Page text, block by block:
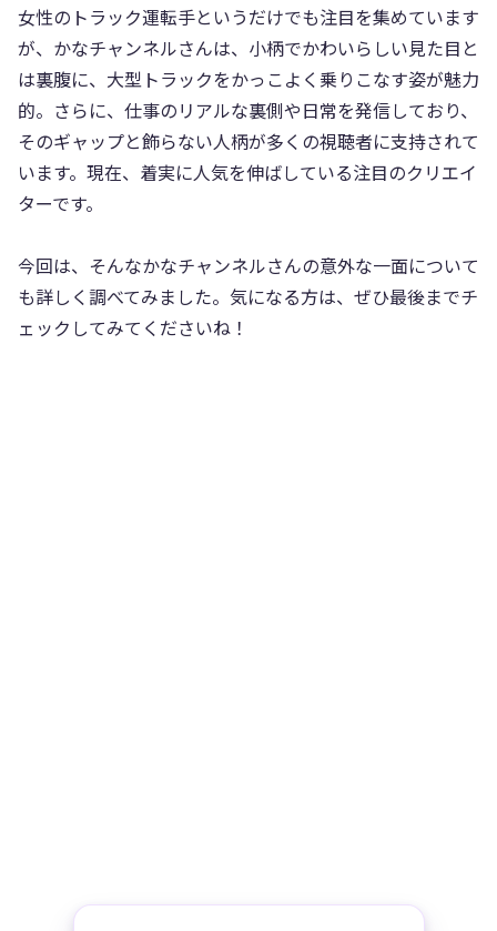
女性のトラック運転手というだけでも注目を集めています
が、かなチャンネルさんは、小柄でかわいらしい見た目と
は裏腹に、大型トラックをかっこよく乗りこなす姿が魅力
的。さらに、仕事のリアルな裏側や日常を発信しており、
そのギャップと飾らない人柄が多くの視聴者に支持されて
います。現在、着実に人気を伸ばしている注目のクリエイ
ターです。
今回は、そんなかなチャンネルさんの意外な一面について
も詳しく調べてみました。気になる方は、ぜひ最後までチ
ェックしてみてくださいね！